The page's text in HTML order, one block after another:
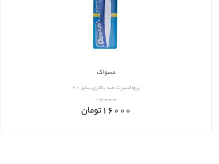
مسواک
پرواکسپرت ضد باکتری سایز 40
18000
16000تومان